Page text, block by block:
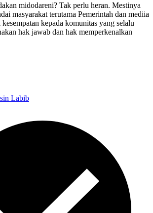
midodareni? Tak perlu heran. Mestinya
masyarakat terutama Pemerintah dan mediia
kepada komunitas yang selalu
hak jawab dan hak memperkenalkan
Labib